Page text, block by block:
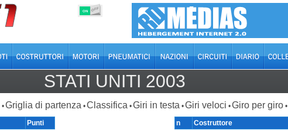
ON OFF
STATI UNITI 2003
•Griglia di partenza •Classifica •Giri in testa •Giri veloci •Giro per giro •
Punti
n Costruttore